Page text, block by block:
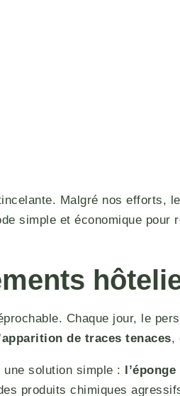
Malgré nos
simple et économique
Chaque jour, le
de traces tenaces,
solution simple :
produits chimiques